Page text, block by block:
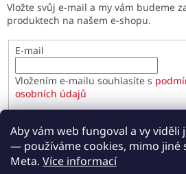
Aby vám web fungoval a vy viděli
— používáme cookies, mimo jiné
Meta. Více informací
Vložte svůj e-mail a my vám budeme
produktech na našem e-shopu.
E-mail
Vložením e-mailu souhlasíte s
osobních údajů
PŘIHLÁSIT SE